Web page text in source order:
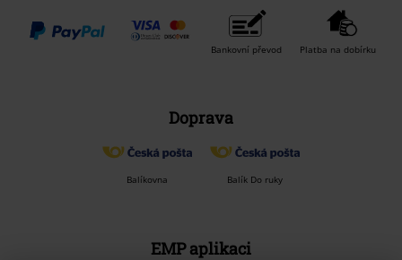
Bankovní převod Platba na dobírku
Doprava
Balíkovna Balík Do ruky
EMP aplikaci